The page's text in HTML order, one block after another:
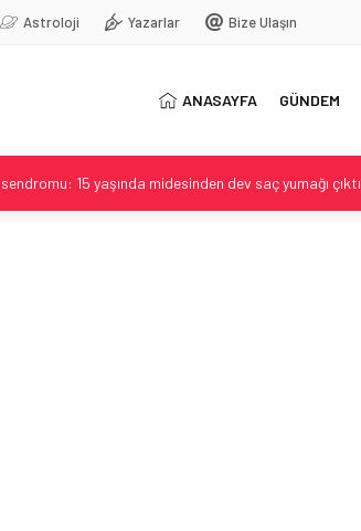
Astroloji Yazarlar Bize Ulaşın
ANASAYFA GÜNDEM
15 yaşında midesinden dev saç yumağı çıktı
Kurulmuş Ortak Savunma Anlaşması